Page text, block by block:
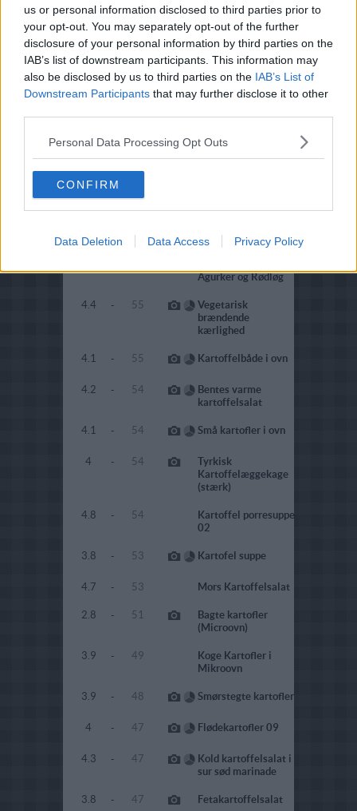
us or personal information disclosed to third parties prior to
your opt-out. You may separately opt-out of the further
disclosure of your personal information by third parties on the
IAB’s list of downstream participants. This information may
also be disclosed by us to third parties on the IAB’s List of
Downstream Participants that may further disclose it to other
Personal Data Processing Opt Outs
CONFIRM
Data Deletion Data Access Privacy Policy
4.3
Brasekartofler -
Brasede kartofler
3 - 60
Verdens bedste
kartoffelsalat (kold)
2 - 57
Flødekartofler
4.1 - 57
56 Kartoffelrøsti
Agurker og Rødløg
4.4 - 55
Vegetarisk
brændende
kærlighed
4.1 - 55 Kartoffelbåde i ovn
4.2 - 54
Bentes varme
kartoffelsalat
4.1 - 54 Små kartofler i ovn
4 - 54
Tyrkisk
Kartoffelæggekage
(stærk)
4.8 - 54
Kartoffel porresuppe
02
3.8 - 53 Kartofel suppe
4.7 - 53 Mors Kartoffelsalat
2.8 - 51
Bagte kartofler
(Microovn)
3.9 - 49
Koge Kartofler i
Mikroovn
3.9 - 48 Smørstegte kartofler
4 - 47 Flødekartofler 09
4.3 - 47
Kold kartoffelsalat i
sur sød marinade
3.8 - 47 Fetakartoffelsalat